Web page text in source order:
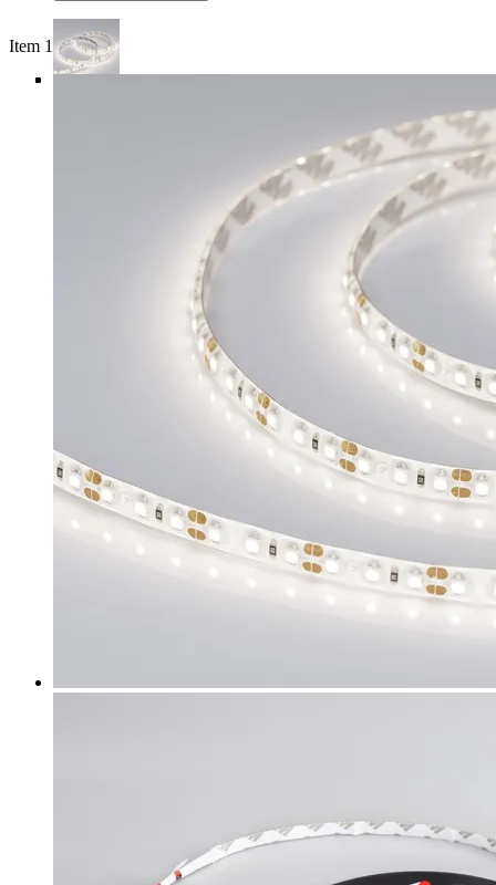
Item 1 of 4